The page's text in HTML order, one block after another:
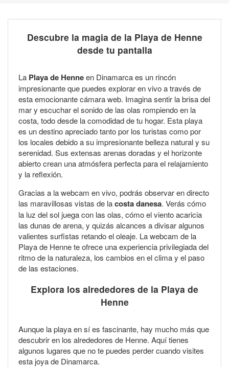
Descubre la magia de la Playa de Henne
desde tu pantalla
La Playa de Henneen Dinamarca es un rincón
impresionante que puedes explorar en vivo a través de
esta emocionante cámara web. Imagina sentir la brisa del
mar y escuchar el sonido de las olas rompiendo en la
costa, todo desde la comodidad de tu hogar. Esta playa
es un destino apreciado tanto por los turistas como por
los locales debido a su impresionante belleza natural y su
serenidad. Sus extensas arenas doradas y el horizonte
abierto crean una atmósfera perfecta para el relajamiento
y la reflexión.
Gracias a la webcam en vivo, podrás observar en directo
las maravillosas vistas de lacosta danesa. Verás cómo
la luz del sol juega con las olas, cómo el viento acaricia
las dunas de arena, y quizás alcances a divisar algunos
valientes surfistas retando el oleaje. La webcam de la
Playa de Henne te ofrece una experiencia privilegiada del
ritmo de la naturaleza, los cambios en el clima y el paso
de las estaciones.
Explora los alrededores de la Playa de
Henne
Aunque la playa en sí es fascinante, hay mucho más que
descubrir en los alrededores de Henne. Aquí tienes
algunos lugares que no te puedes perder cuando visites
esta joya de Dinamarca.